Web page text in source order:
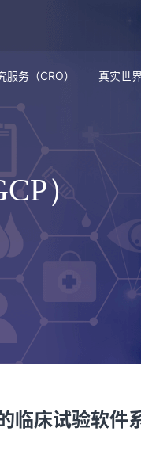
服务（CRO） 真实世
）
临床试验软件